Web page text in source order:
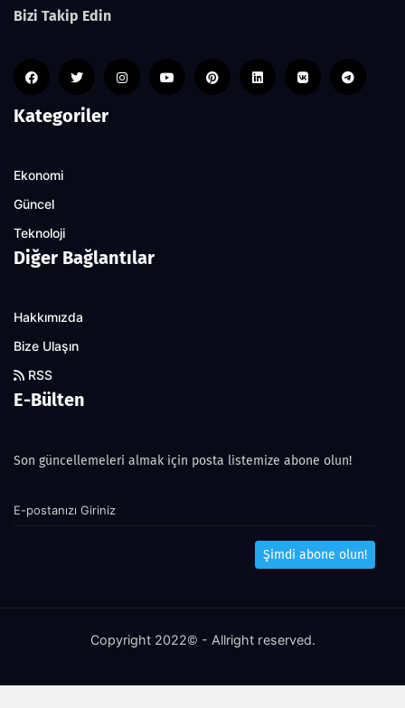
Bizi Takip Edin
Kategoriler
Ekonomi
Güncel
Teknoloji
Diğer Bağlantılar
Hakkımızda
Bize Ulaşın
RSS
E-Bülten
Son güncellemeleri almak için posta listemize abone olun!
Şimdi abone olun!
Copyright 2022© - Allright reserved.